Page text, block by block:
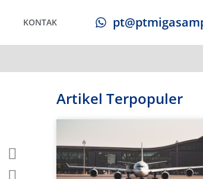
KONTAK
Artikel Terpopuler